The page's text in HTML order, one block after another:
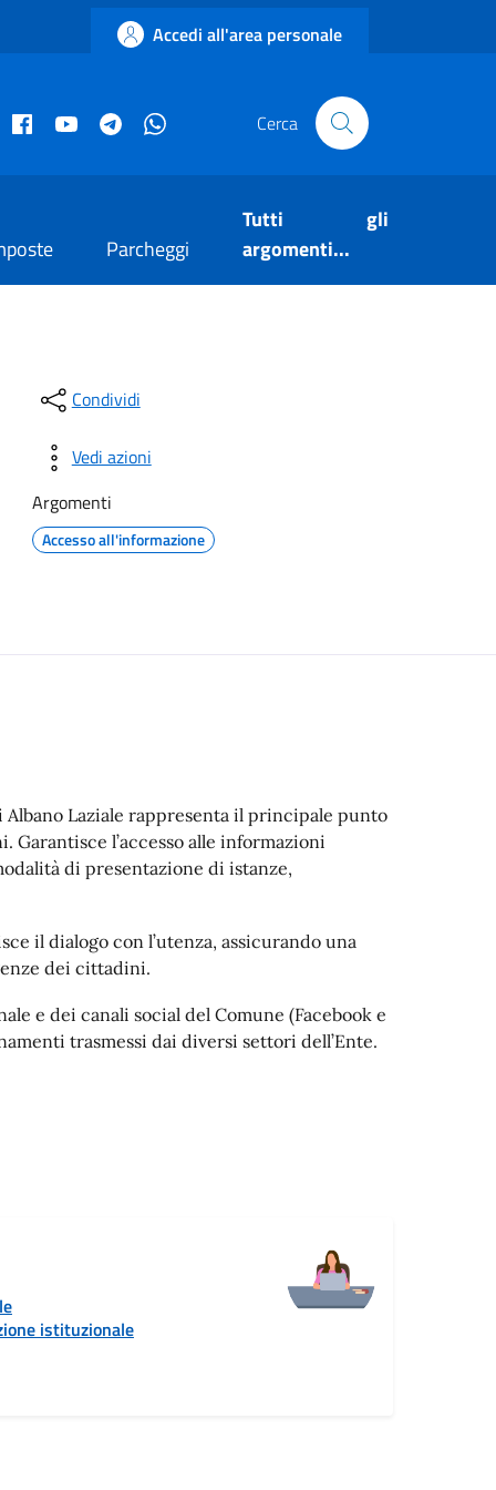
Accedi all'area personale
istituzionale
Facebook museo civico
YouTube Telegram Cerca
Parcheggi
Tutti gli
argomenti...
Condividi
Vedi azioni
Argomenti
Accesso all'informazione
Albano Laziale rappresenta il principale punto
l’accesso alle informazioni
di presentazione di istanze,
il dialogo con l’utenza, assicurando una
dei cittadini.
e dei canali social del Comune (Facebook e
trasmessi dai diversi settori dell’Ente.
istituzionale